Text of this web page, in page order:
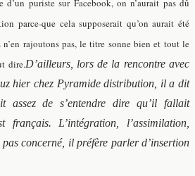
d’un puriste sur Facebook, on n’aurait pas dû
parce-que cela supposerait qu’on aurait été
rajoutons pas, le titre sonne bien et tout le
dire.D’ailleurs, lors de la rencontre avec
hier chez Pyramide distribution, il a dit
assez de s’entendre dire qu’il fallait
français. L’intégration, l’assimilation,
pas concerné, il préfère parler d’insertion